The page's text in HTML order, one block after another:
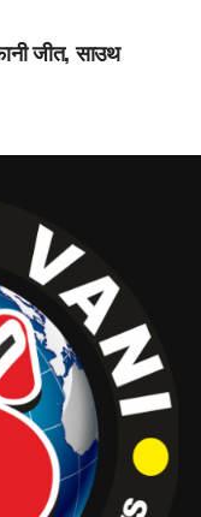
जीत, साउथ